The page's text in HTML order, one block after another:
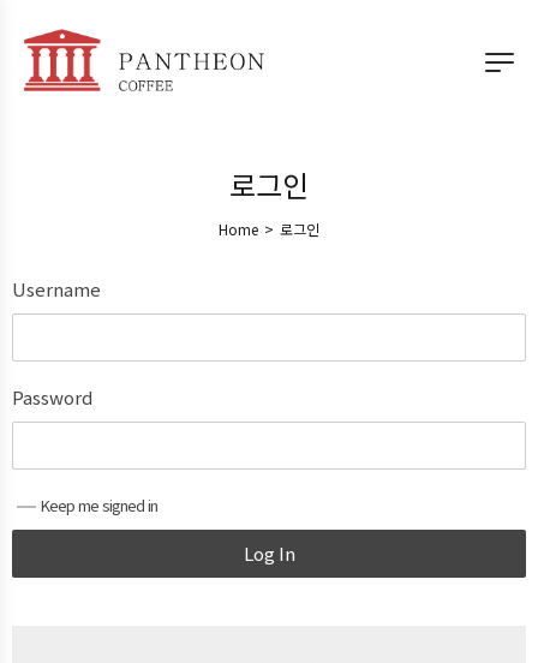
로그인
Home > 로그인
Username
Password
Keep me signed in
Log In